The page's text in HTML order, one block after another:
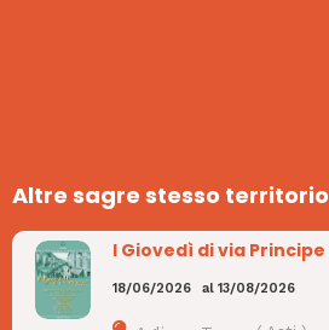
Altre sagre stesso territorio
I Giovedì di via Principe
18/06/2026 al 13/08/2026